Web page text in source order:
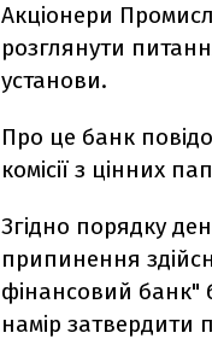
Акціонери
розглянути
установи.
Про це банк
комісії з цінних
Згідно порядку
припинення
фінансовий банк"
намір затвердити